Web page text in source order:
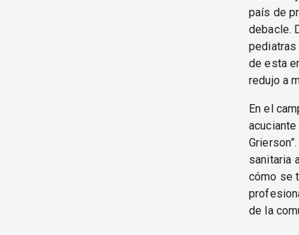
país de
debacle.
pediatras
de esta
redujo a
En el
sanitaria
cómo se
de la